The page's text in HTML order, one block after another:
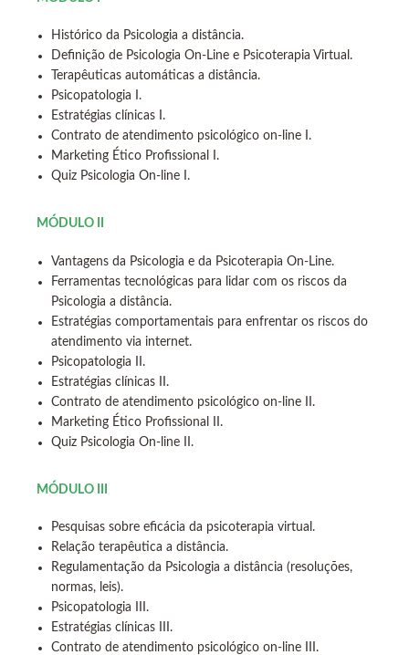
Histórico da Psicologia a distância.
Definição de Psicologia On-Line e Psicoterapia Virtual.
Terapêuticas automáticas a distância.
Psicopatologia I.
Estratégias clínicas I.
Contrato de atendimento psicológico on-line I.
Marketing Ético Profissional I.
Quiz Psicologia On-line I.
MÓDULO II
Vantagens da Psicologia e da Psicoterapia On-Line.
Ferramentas tecnológicas para lidar com os riscos da
Psicologia a distância.
Estratégias comportamentais para enfrentar os riscos do
atendimento via internet.
Psicopatologia II.
Estratégias clínicas II.
Contrato de atendimento psicológico on-line II.
Marketing Ético Profissional II.
Quiz Psicologia On-line II.
MÓDULO III
Pesquisas sobre eficácia da psicoterapia virtual.
Relação terapêutica a distância.
Regulamentação da Psicologia a distância (resoluções,
normas, leis).
Psicopatologia III.
Estratégias clínicas III.
Contrato de atendimento psicológico on-line III.